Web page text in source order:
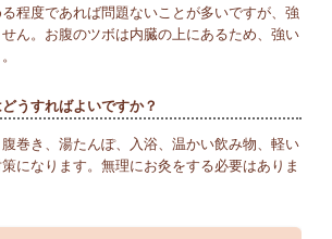
程度であれば問題ないことが多いですが、強
ん。お腹のツボは内臓の上にあるため、強い
うすればよいですか？
巻き、湯たんぽ、入浴、温かい飲み物、軽い
になります。無理にお灸をする必要はありま